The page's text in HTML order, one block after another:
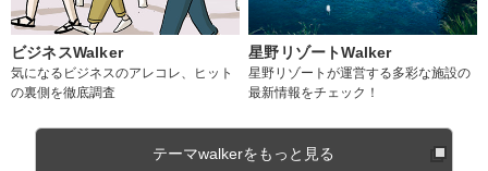
ビジネスWalker
気になるビジネスのアレコレ、ヒット
の裏側を徹底調査
星野リゾートWalker
星野リゾートが運営する多彩な施設の
最新情報をチェック！
テーマwalkerをもっと見る